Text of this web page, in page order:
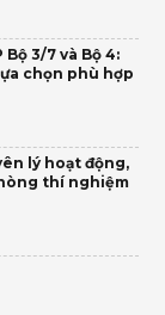
3/7 và Bộ 4:
chọn phù hợp
lý hoạt động,
thí nghiệm